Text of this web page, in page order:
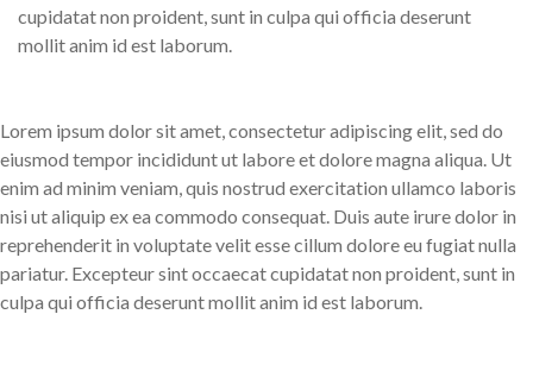
cupidatat non proident, sunt in culpa qui officia deserunt
mollit anim id est laborum.
Lorem ipsum dolor sit amet, consectetur adipiscing elit, sed do
eiusmod tempor incididunt ut labore et dolore magna aliqua. Ut
enim ad minim veniam, quis nostrud exercitation ullamco laboris
nisi ut aliquip ex ea commodo consequat. Duis aute irure dolor in
reprehenderit in voluptate velit esse cillum dolore eu fugiat nulla
pariatur. Excepteur sint occaecat cupidatat non proident, sunt in
culpa qui officia deserunt mollit anim id est laborum.